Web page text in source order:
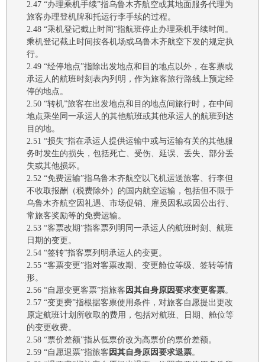
2.47 “办理乘机手续”指乌鲁木齐航空或其地面服务代理为
旅客办理登机牌和托运行李手续的过程。
2.48 “乘机登记截止时间”指航班停止办理乘机手续时间。
乘机登记截止时间按各机场或乌鲁木齐航空下发的规定执
行。
2.49 “经停地点”指除出发地点和目的地点以外，在客票或
承运人的航班时刻表内列明，作为旅客旅行路线上预定经
停的地点。
2.50 “转机”旅客在出发地点和目的地点间旅行时，在中间
地点乘坐同一承运人的其他航班或其他承运人的航班到达
目的地。
2.51 “损失”指在承运人提供运输中或与运输有关的其他服
务时发生的损失，包括死亡、受伤、延误、丢失、部分丢
失或其他损坏。
2.52 “免费运输”指乌鲁木齐航空以飞机运送旅客、行李但
不收取报酬（税费除外）的国内航空运输，包括但不限于
乌鲁木齐航空因礼遇、市场促销、雇员因私或因公出行、
常旅客奖励等的免费运输。
2.53 “客票改期”指客票列明同一承运人的航班时刻、航班
日期的变更。
2.54 “签转”指客票列明承运人的变更。
2.55 “客票变更”指对客票改期、变更舱位等级、签转等情
形。
2.56 “自愿变更客票”指旅客 因其自身原因要求变更客票。
2.57 “变更费”指根据客票使用条件，对旅客自愿提出更改
原定航班计划所收取的费用，包括对航班、日期、舱位等
的变更收费。
2.58 “票价差额”指从低票价改为高票价的票价差额。
2.59 “自愿退票”指旅客 因其自身原因要求退票。